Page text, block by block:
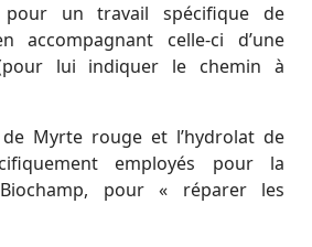
pour un travail spécifique de
accompagnant celle-ci d’une
lui indiquer le chemin à
de Myrte rouge et l’hydrolat de
employés pour la
pour « réparer les